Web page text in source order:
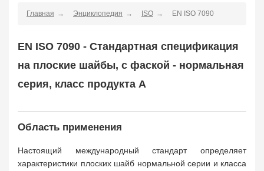
Главная Энциклопедия ISO EN ISO 7090
EN ISO 7090 - Стандартная спецификация
на плоские шайбы, с фаской - нормальная
серия, класс продукта A
Область применения
Настоящий международный стандарт определяет
характеристики плоских шайб нормальной серии и класса